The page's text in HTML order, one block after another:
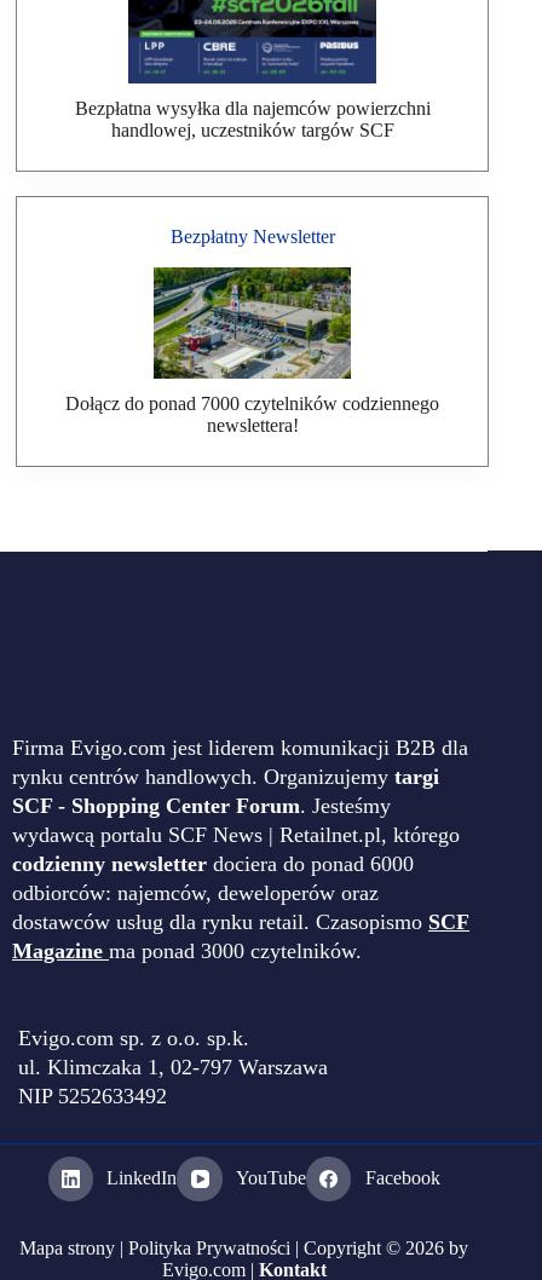
Bezpłatna wysyłka dla najemców powierzchni
handlowej, uczestników targów SCF
Bezpłatny Newsletter
Dołącz do ponad 7000 czytelników codziennego
newslettera!
Firma Evigo.com jest liderem komunikacji B2B dla
rynku centrów handlowych. Organizujemy targi
SCF - Shopping Center Forum. Jesteśmy
wydawcą portalu SCF News | Retailnet.pl, którego
codzienny newsletter dociera do ponad 6000
odbiorców: najemców, deweloperów oraz
dostawców usług dla rynku retail. Czasopismo SCF
Magazine ma ponad 3000 czytelników.
Evigo.com sp. z o.o. sp.k.
ul. Klimczaka 1, 02-797 Warszawa
NIP 5252633492
LinkedIn YouTube Facebook
Mapa strony |Polityka Prywatności | Copyright © 2026 by
Evigo.com | Kontakt